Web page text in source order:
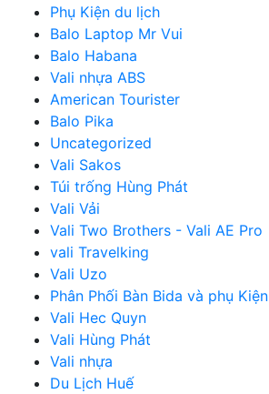
Phụ Kiện du lịch
Balo Laptop Mr Vui
Balo Habana
Vali nhựa ABS
American Tourister
Balo Pika
Uncategorized
Vali Sakos
Túi trống Hùng Phát
Vali Vải
Vali Two Brothers - Vali AE Pro
vali Travelking
Vali Uzo
Phân Phối Bàn Bida và phụ Kiện
Vali Hec Quyn
Vali Hùng Phát
Vali nhựa
Du Lịch Huế